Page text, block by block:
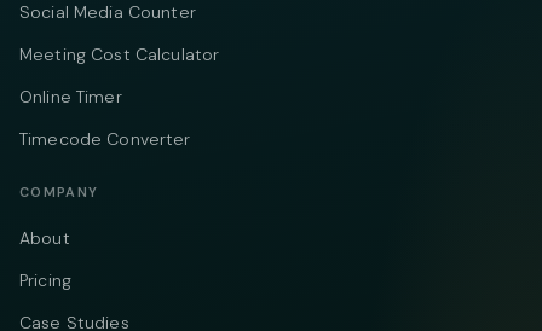
Social Media Counter
Meeting Cost Calculator
Online Timer
Timecode Converter
COMPANY
About
Pricing
Case Studies